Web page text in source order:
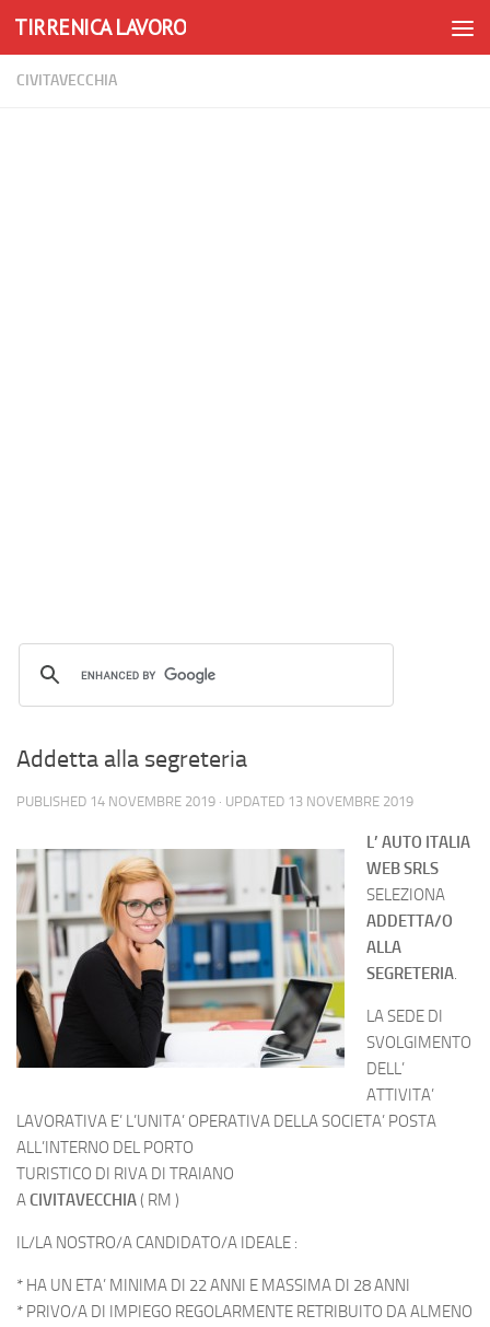
Skip to content
TIRRENICA LAVORO
CIVITAVECCHIA
Addetta alla segreteria
PUBLISHED 14 NOVEMBRE 2019 · UPDATED 13 NOVEMBRE 2019
L’ AUTO ITALIA
WEB SRLS
SELEZIONA
ADDETTA/O
ALLA
SEGRETERIA.
LA SEDE DI
SVOLGIMENTO
DELL’
ATTIVITA’
LAVORATIVA E’ L’UNITA’ OPERATIVA DELLA SOCIETA’ POSTA
ALL’INTERNO DEL PORTO
TURISTICO DI RIVA DI TRAIANO
ACIVITAVECCHIA( RM )
IL/LA NOSTRO/A CANDIDATO/A IDEALE :
* HA UN ETA’ MINIMA DI 22 ANNI E MASSIMA DI 28 ANNI
* PRIVO/A DI IMPIEGO REGOLARMENTE RETRIBUITO DA ALMENO